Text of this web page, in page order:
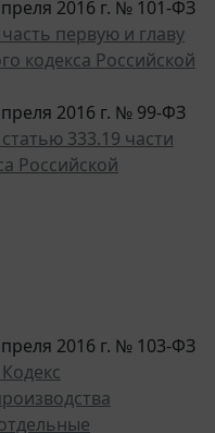
первую и главу
кодекса Российской
2016 г. № 99-ФЗ
333.19 части
Российской